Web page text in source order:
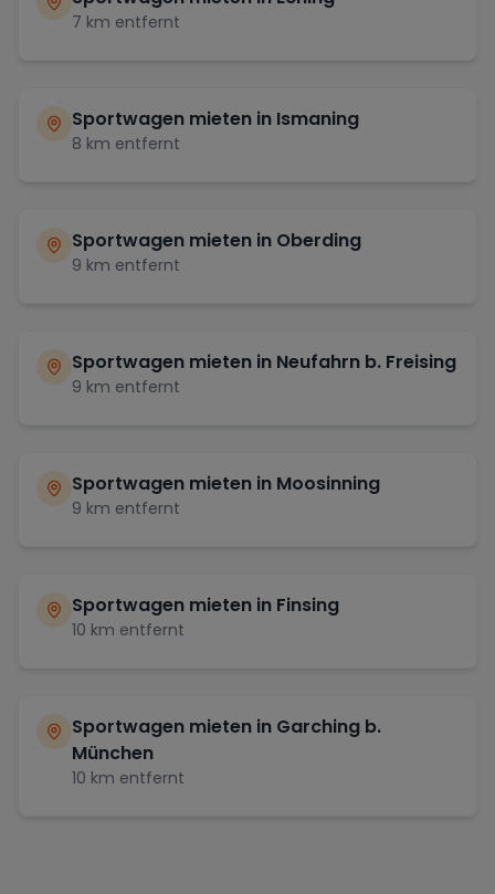
7 km entfernt
Sportwagen mieten in Ismaning
8 km entfernt
Sportwagen mieten in Oberding
9 km entfernt
Sportwagen mieten in Neufahrn b. Freising
9 km entfernt
Sportwagen mieten in Moosinning
9 km entfernt
Sportwagen mieten in Finsing
10 km entfernt
Sportwagen mieten in Garching b.
München
10 km entfernt